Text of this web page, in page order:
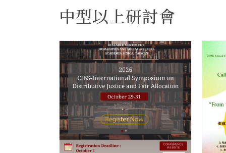
中型以上研討會
更多/open